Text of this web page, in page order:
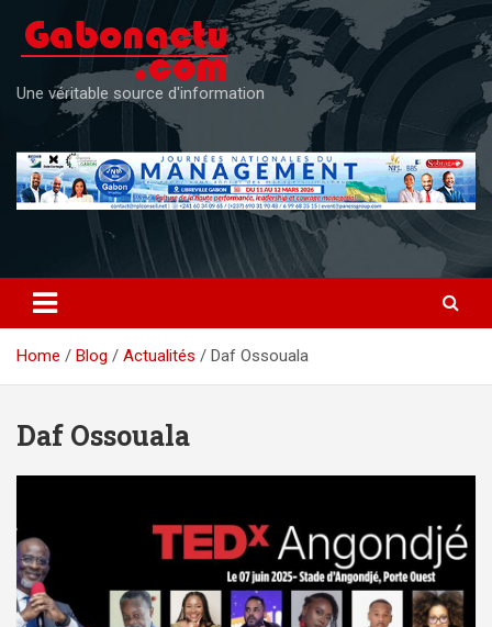
content
Une véritable source d'information
Home Blog Actualités Daf Ossouala
Daf Ossouala